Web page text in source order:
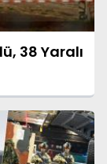
38 Yaralı